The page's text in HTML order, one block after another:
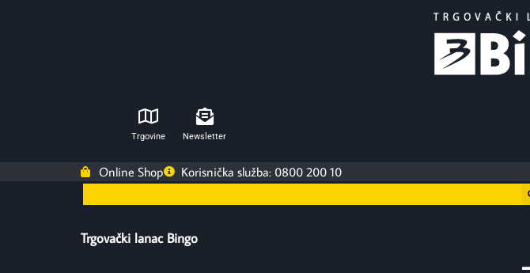
Trgovine Newsletter
Online Shop Korisnička služba: 0800 200 10
Trgovački lanac Bingo